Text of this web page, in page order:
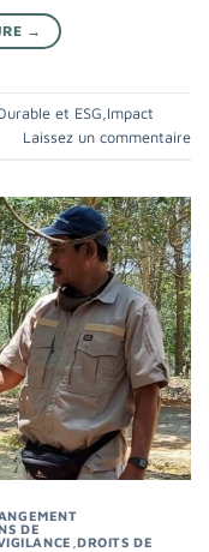
→
et ESG Impact
Laissez un commentaire
DE
,DROITS DE